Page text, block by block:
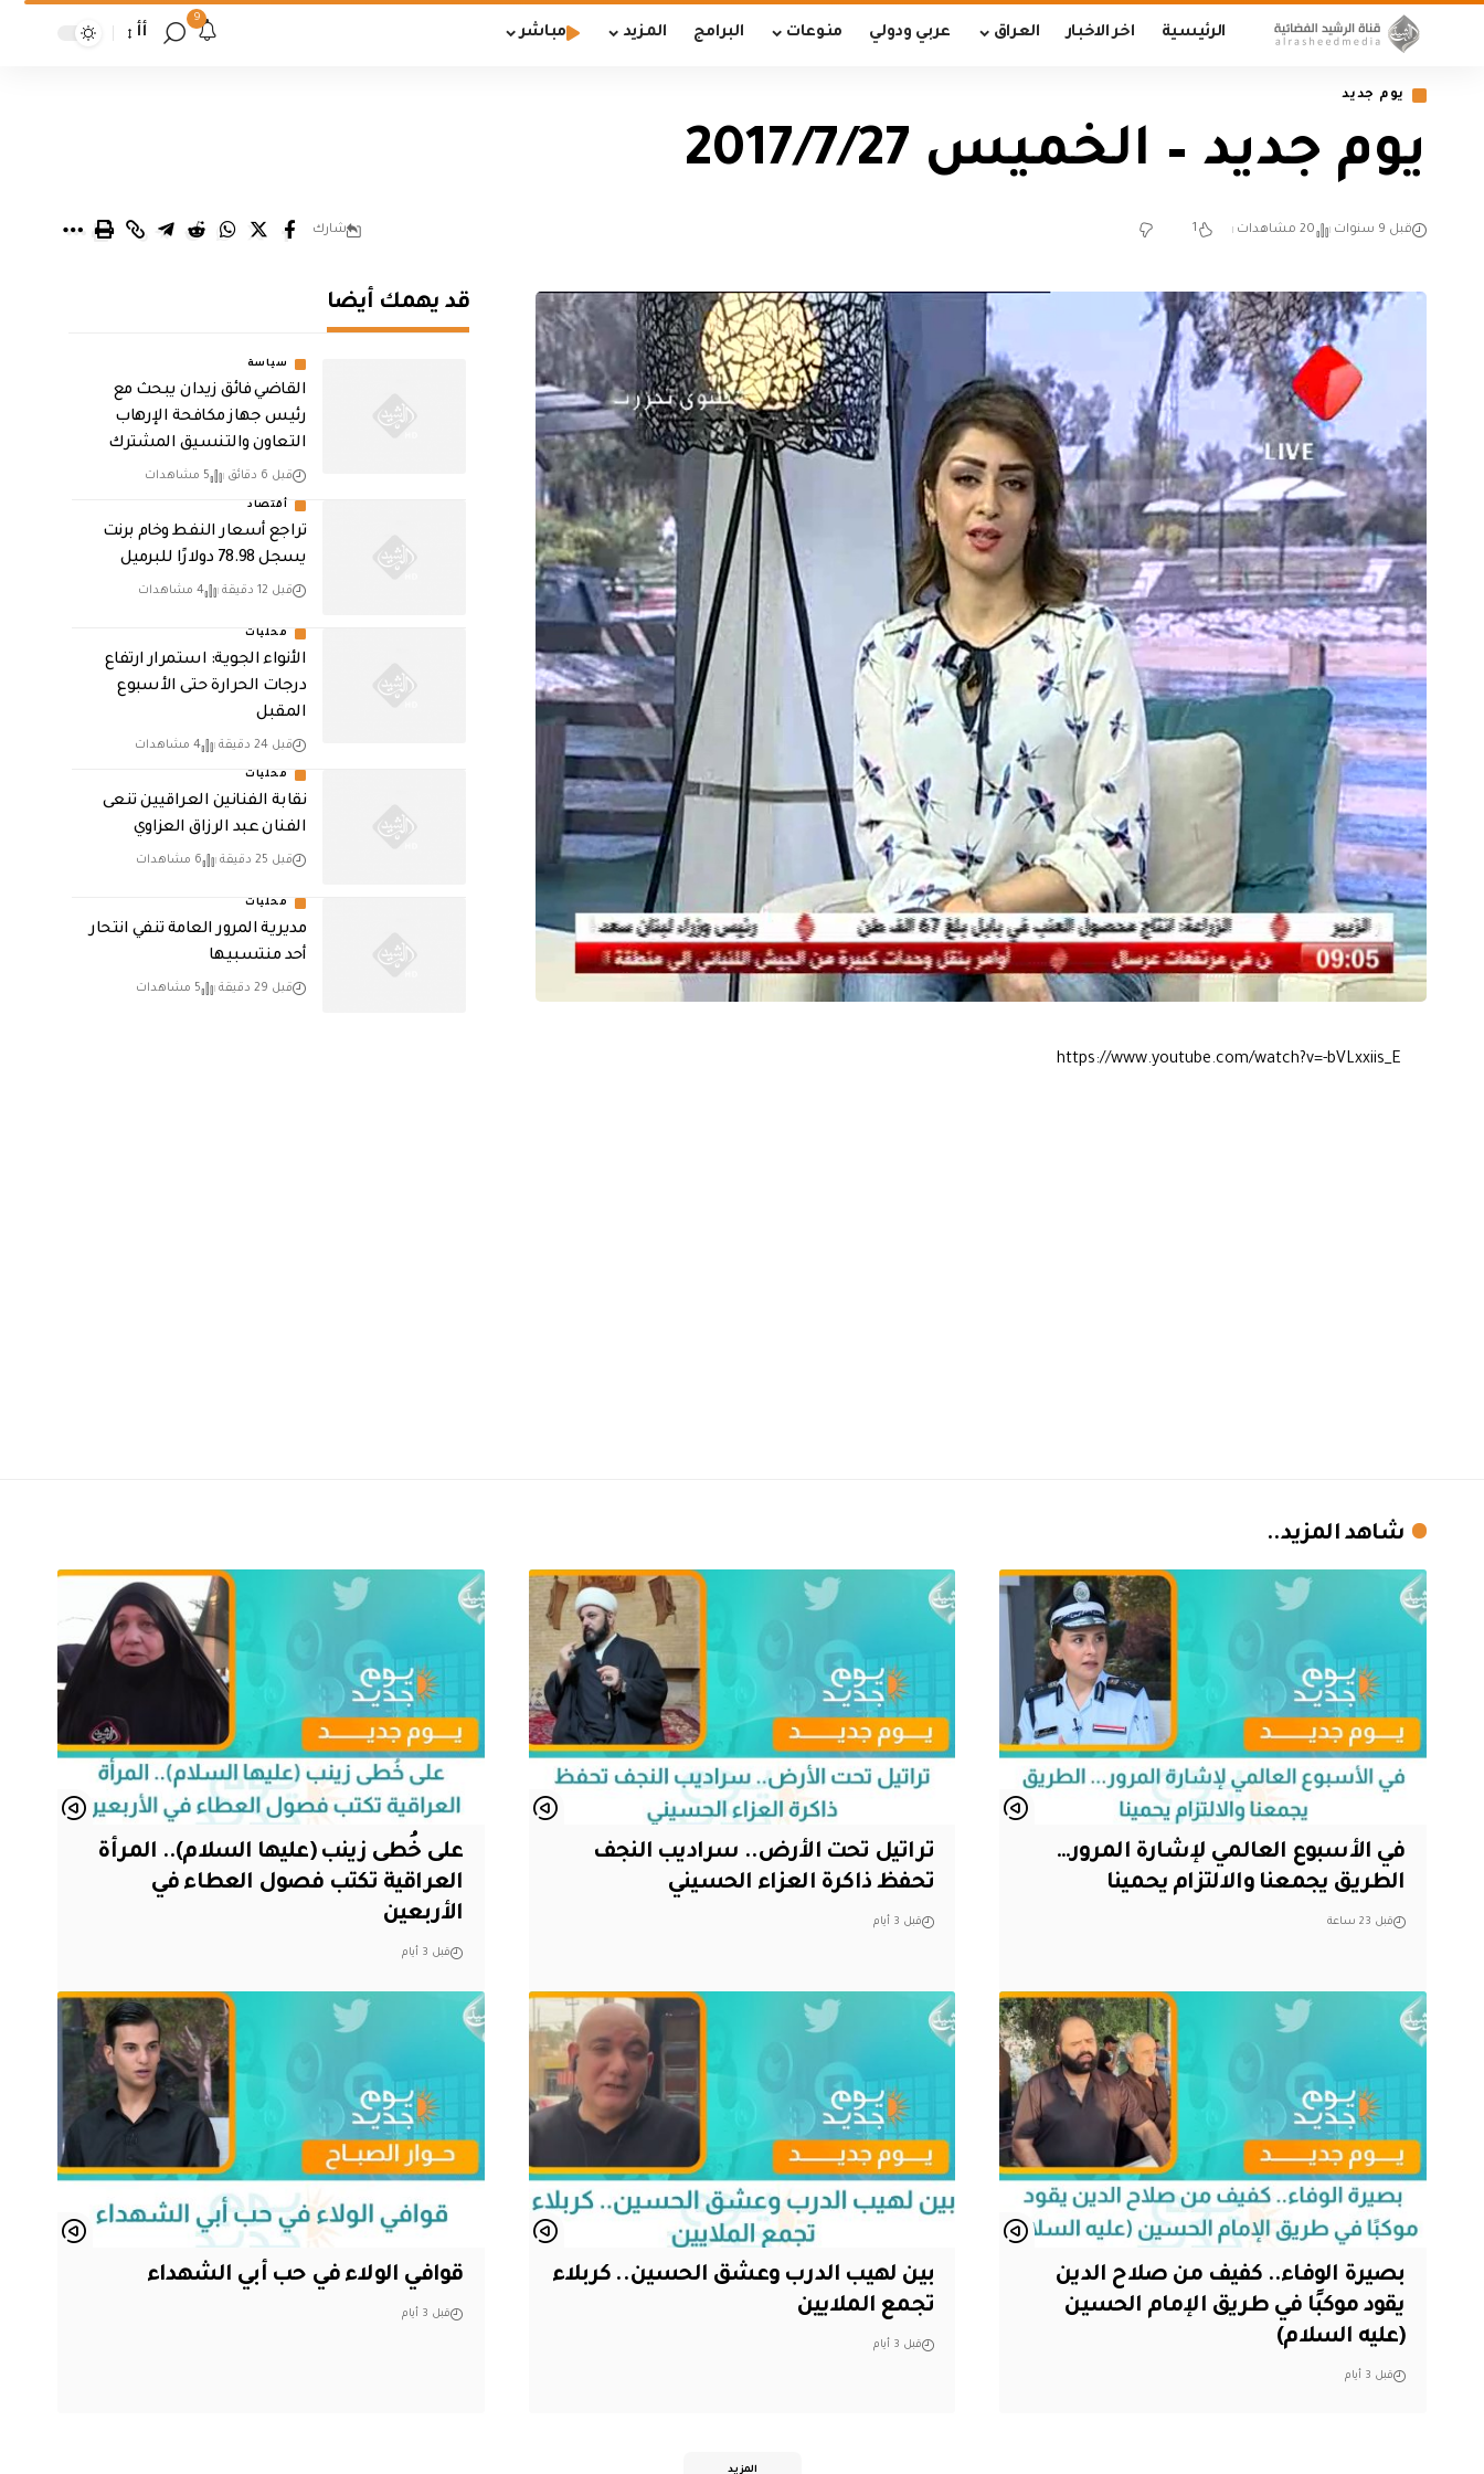
الرئيسية اخر الاخبار العراق عربي ودولي منوعات البرامج المزيد مباشر
9
أأ
يوم جديد
يوم جديد – الخميس 2017/7/27
قبل 9 سنوات 20 مشاهدات 1 شارك
https://www.youtube.com/watch?v=-bVLxxiis_E
قد يهمك أيضا
سياسة
القاضي فائق زيدان يبحث مع
رئيس جهاز مكافحة الإرهاب
التعاون والتنسيق المشترك
قبل 6 دقائق 5 مشاهدات
أقتصاد
تراجع أسعار النفط وخام برنت
يسجل 78.98 دولارًا للبرميل
قبل 12 دقيقة 4 مشاهدات
محليات
الأنواء الجوية: استمرار ارتفاع
درجات الحرارة حتى الأسبوع
المقبل
قبل 24 دقيقة 4 مشاهدات
محليات
نقابة الفنانين العراقيين تنعى
الفنان عبد الرزاق العزاوي
قبل 25 دقيقة 6 مشاهدات
محليات
مديرية المرور العامة تنفي انتحار
أحد منتسبيها
قبل 29 دقيقة 5 مشاهدات
شاهد المزيد..
في الأسبوع العالمي لإشارة المرور…
الطريق يجمعنا والالتزام يحمينا
قبل 23 ساعة
تراتيل تحت الأرض.. سراديب النجف
تحفظ ذاكرة العزاء الحسيني
قبل 3 أيام
على خُطى زينب (عليها السلام).. المرأة
العراقية تكتب فصول العطاء في
الأربعين
قبل 3 أيام
بصيرة الوفاء.. كفيف من صلاح الدين
يقود موكبًا في طريق الإمام الحسين
(عليه السلام)
قبل 3 أيام
بين لهيب الدرب وعشق الحسين.. كربلاء
تجمع الملايين
قبل 3 أيام
قوافي الولاء في حب أبي الشهداء
قبل 3 أيام
المزيد